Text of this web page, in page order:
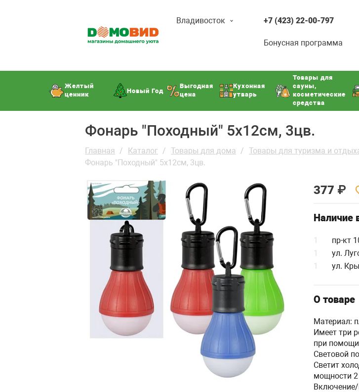
Владивосток +7 (423) 22-00-797
Бонусная программа
Желтый
ценник
Новый Год
Выгодная
цена
Кухонная
утварь
Товары для
сауны,
косметические
средства
Фонарь "Походный" 5х12см, 3цв.
Главная Каталог Товары для дома Товары для туризма и
Фонарь "Походный" 5х12см, 3цв.
377 ₽
Наличие
1
пр-кт
1
ул.
1
ул.
О товаре
Материал:
Имеет три
при помощи
Световой
Светит
мощности 2